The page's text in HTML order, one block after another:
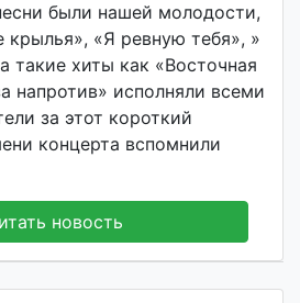
были нашей молодости,
крылья», «Я ревную тебя», »
такие хиты как «Восточная
напротив» исполняли всеми
за этот короткий
концерта вспомнили
новость